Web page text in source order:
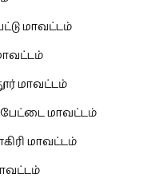
மாவட்டம்
மாவட்டம்
மாவட்டம்
மாவட்டம்